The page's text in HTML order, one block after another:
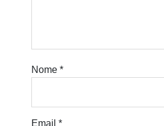
Nome *
Email *